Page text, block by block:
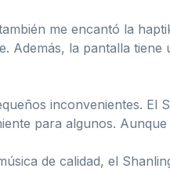
me encantó la
Además, la pantalla
inconvenientes.
para algunos.
de calidad, el